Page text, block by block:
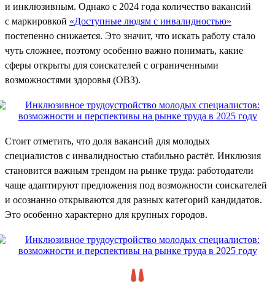
и инклюзивным. Однако с 2024 года количество вакансий
с маркировкой «Доступные людям с инвалидностью»
постепенно снижается. Это значит, что искать работу стало
чуть сложнее, поэтому особенно важно понимать, какие
сферы открыты для соискателей с ограниченными
возможностями здоровья (ОВЗ).
Стоит отметить, что доля вакансий для молодых
специалистов с инвалидностью стабильно растёт. Инклюзия
становится важным трендом на рынке труда: работодатели
чаще адаптируют предложения под возможности соискателей
и осознанно открываются для разных категорий кандидатов.
Это особенно характерно для крупных городов.